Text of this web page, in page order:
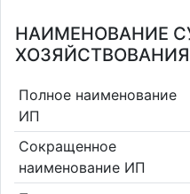
НАИМЕНОВАНИЕ
ХОЗЯЙСТВОВАНИЯ
Полное наименование
ИП
Сокращенное
наименование ИП